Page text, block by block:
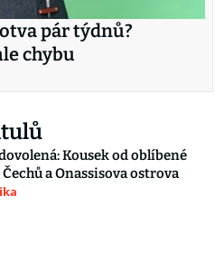
pár týdnů?
chybu
Kousek od oblíbené
a Onassisova ostrova